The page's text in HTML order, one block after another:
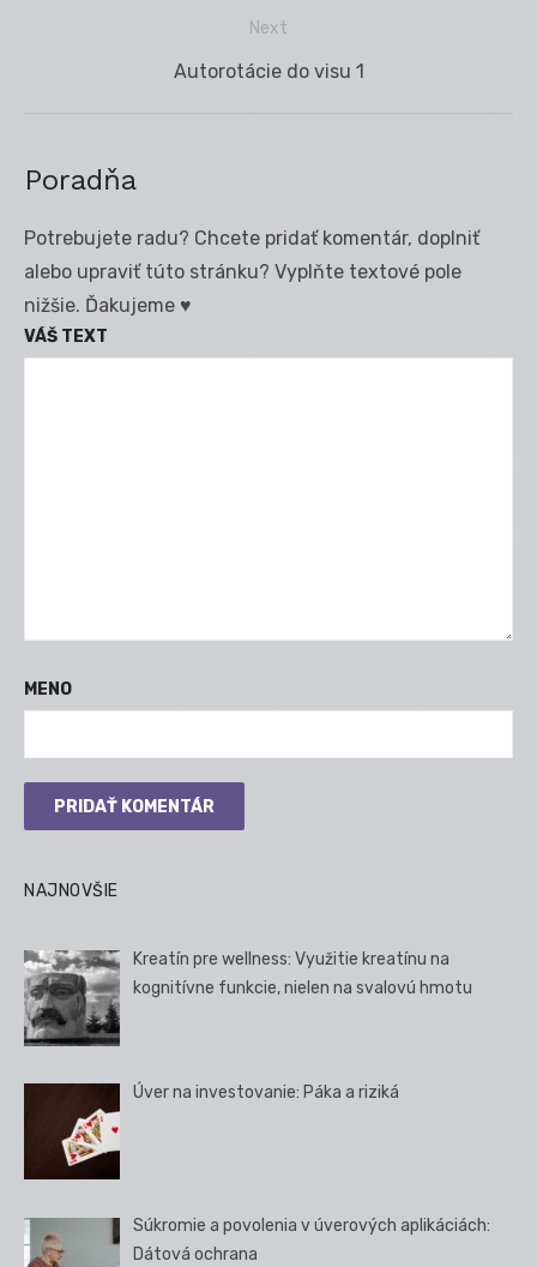
Next
Next
Autorotácie do visu 1
Poradňa
Potrebujete radu? Chcete pridať komentár, doplniť
alebo upraviť túto stránku? Vyplňte textové pole
nižšie. Ďakujeme ♥
VÁŠ TEXT
MENO
NAJNOVŠIE
Kreatín pre wellness: Využitie kreatínu na
kognitívne funkcie, nielen na svalovú hmotu
Úver na investovanie: Páka a riziká
Súkromie a povolenia v úverových aplikáciách:
Dátová ochrana